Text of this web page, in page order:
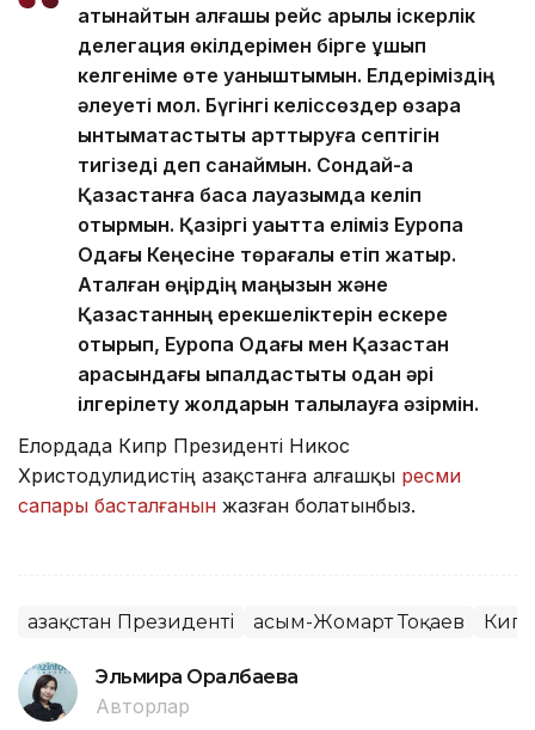
қатынайтын алғашқы рейс арқылы іскерлік
делегация өкілдерімен бірге ұшып
келгеніме өте қуаныштымын. Елдеріміздің
әлеуеті мол. Бүгінгі келіссөздер өзара
ынтымақтастықты арттыруға септігін
тигізеді деп санаймын. Сондай-ақ
Қазақстанға басқа лауазымда келіп
отырмын. Қазіргі уақытта еліміз Еуропа
Одағы Кеңесіне төрағалық етіп жатыр.
Аталған өңірдің маңызын және
Қазақстанның ерекшеліктерін ескере
отырып, Еуропа Одағы мен Қазақстан
арасындағы ықпалдастықты одан әрі
ілгерілету жолдарын талқылауға әзірмін.
Елордада Кипр Президенті Никос
Христодулидистің Қазақстанға алғашқы ресми
сапары басталғанын жазған болатынбыз.
Қазақстан Президенті Қасым-Жомарт Тоқаев
Эльмира Оралбаева
Авторлар